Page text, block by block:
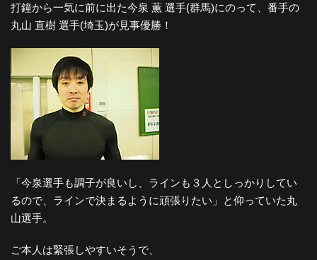
打鐘から一気に前に出た今泉 薫 選手(群馬)にのって、番手の
丸山 直樹 選手(埼玉)が見事優勝！
「今泉選手も調子が良いし、ラインも３人としっかりしてい
るので、ラインで決まるように頑張りたい」と仰っていた丸
山選手。
ご本人は緊張しやすいそうで、